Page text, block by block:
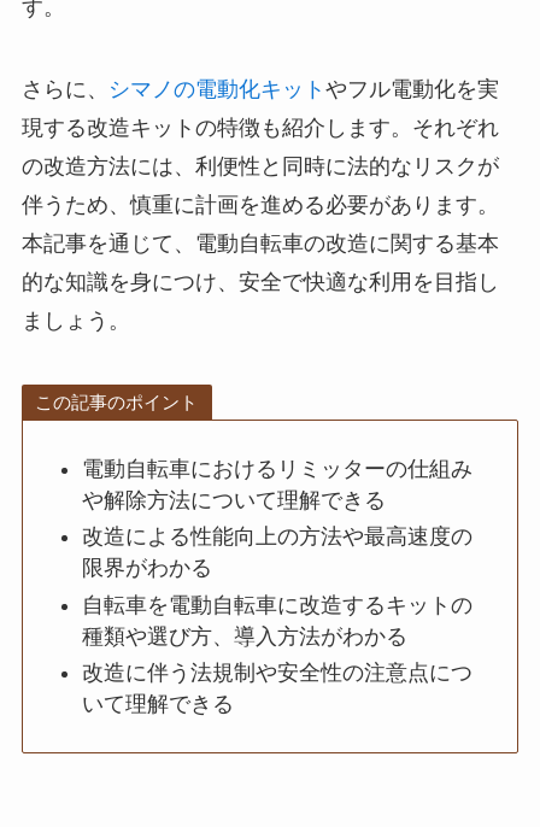
す。
さらに、 シマノの電動化キット やフル電動化を実
現する改造キットの特徴も紹介します。それぞれ
の改造方法には、利便性と同時に法的なリスクが
伴うため、慎重に計画を進める必要があります。
本記事を通じて、電動自転車の改造に関する基本
的な知識を身につけ、安全で快適な利用を目指し
ましょう。
この記事のポイント
電動自転車におけるリミッターの仕組み
や解除方法について理解できる
改造による性能向上の方法や最高速度の
限界がわかる
自転車を電動自転車に改造するキットの
種類や選び方、導入方法がわかる
改造に伴う法規制や安全性の注意点につ
いて理解できる